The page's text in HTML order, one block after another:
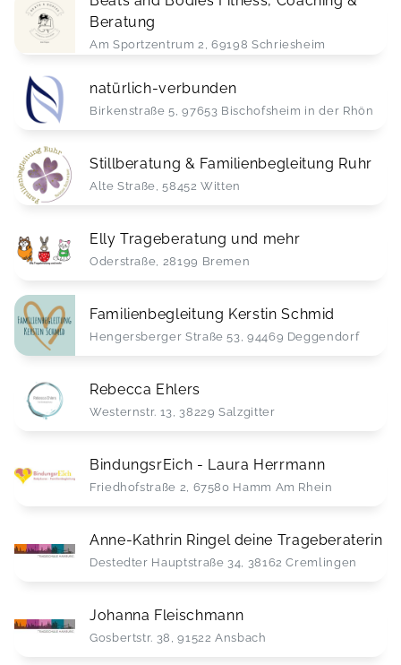
Beratung
Am Sportzentrum 2, 69198 Schriesheim
natürlich-verbunden
Birkenstraße 5, 97653 Bischofsheim in der Rhön
Stillberatung & Familienbegleitung Ruhr
Alte Straße, 58452 Witten
Elly Trageberatung und mehr
Oderstraße, 28199 Bremen
Familienbegleitung Kerstin Schmid
Hengersberger Straße 53, 94469 Deggendorf
Rebecca Ehlers
Westernstr. 13, 38229 Salzgitter
BindungsrEich - Laura Herrmann
Friedhofstraße 2, 67580 Hamm Am Rhein
Anne-Kathrin Ringel deine Trageberaterin
Destedter Hauptstraße 34, 38162 Cremlingen
Johanna Fleischmann
Gosbertstr. 38, 91522 Ansbach